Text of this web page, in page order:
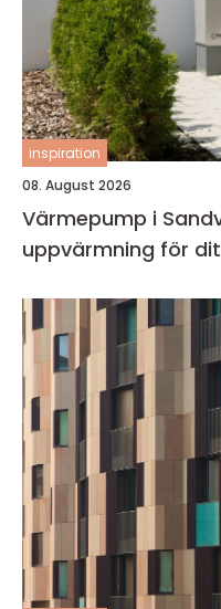
inspiration
08. August 2026
Värmepump i
uppvärmning för